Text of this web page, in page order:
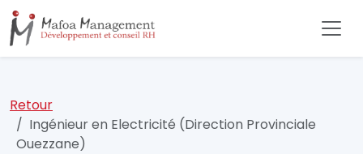
Retour
Ingénieur en Electricité (Direction Provinciale
Ouezzane)